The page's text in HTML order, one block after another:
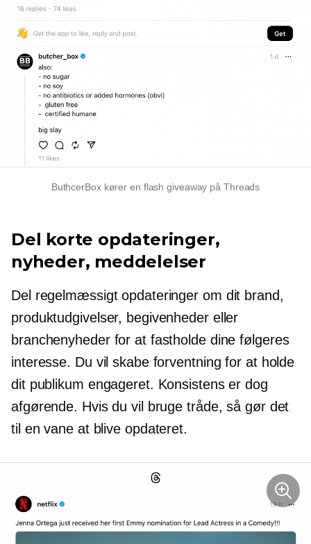
ButhcerBox kører en flash giveaway på Threads
Del korte opdateringer,
nyheder, meddelelser
Del regelmæssigt opdateringer om dit brand,
produktudgivelser, begivenheder eller
branchenyheder for at fastholde dine følgeres
interesse. Du vil skabe forventning for at holde
dit publikum engageret. Konsistens er dog
afgørende. Hvis du vil bruge tråde, så gør det
til en vane at blive opdateret.